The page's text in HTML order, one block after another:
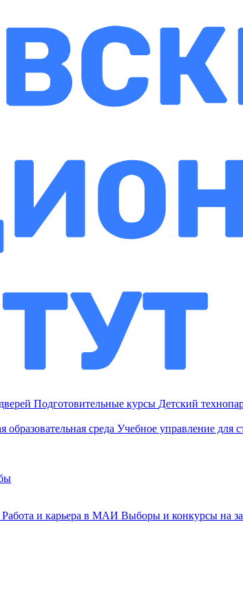
Подготовительные курсы Детский
образовательная среда Учебное управление для
Работа и карьера в МАИ Выборы и конкурсы на